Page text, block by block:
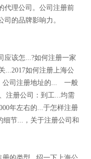
代理公司。公司注册前
的品牌影响力。
该怎...?如何注册一家
...2017如何注册上海公
司注册地址的... 一般
注册公司：到工...均需
年左右的...于怎样注册
细节...，关于注册公司和